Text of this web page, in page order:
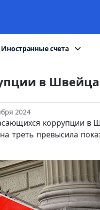
Иностранные счета
в
2024
коррупции в
превысила